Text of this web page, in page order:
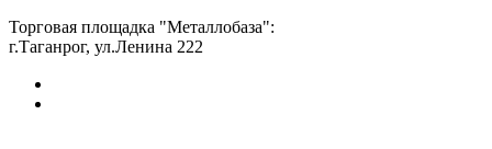
Торговая площадка "Металлобаза":
г.Таганрог, ул.Ленина 222